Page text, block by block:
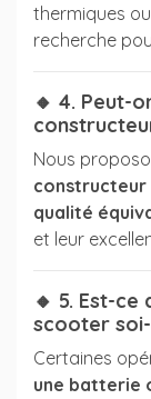
thermiques
recherche
🔸 4. Peut-
Nous
constructeur
qualité
et leur
🔸 5. Est-
scooter
Certaines
une batterie